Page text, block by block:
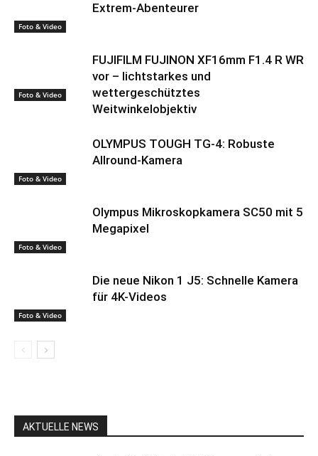
Foto & Video
Extrem-Abenteurer
Foto & Video
FUJIFILM FUJINON XF16mm F1.4 R WR
vor – lichtstarkes und
wettergeschütztes
Weitwinkelobjektiv
Foto & Video
OLYMPUS TOUGH TG-4: Robuste
Allround-Kamera
Foto & Video
Olympus Mikroskopkamera SC50 mit 5
Megapixel
Foto & Video
Die neue Nikon 1 J5: Schnelle Kamera
für 4K-Videos
AKTUELLE NEWS